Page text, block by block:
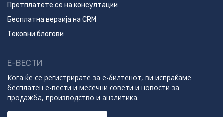
Претплатете се на консултации
Бесплатна верзија на CRM
Тековни блогови
Е-ВЕСТИ
Кога ќе се регистрирате за е-билтенот, ви испраќаме
бесплатен е-вести и месечни совети и новости за
продажба, производство и аналитика.